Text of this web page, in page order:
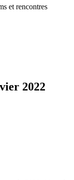
et rencontres
2022